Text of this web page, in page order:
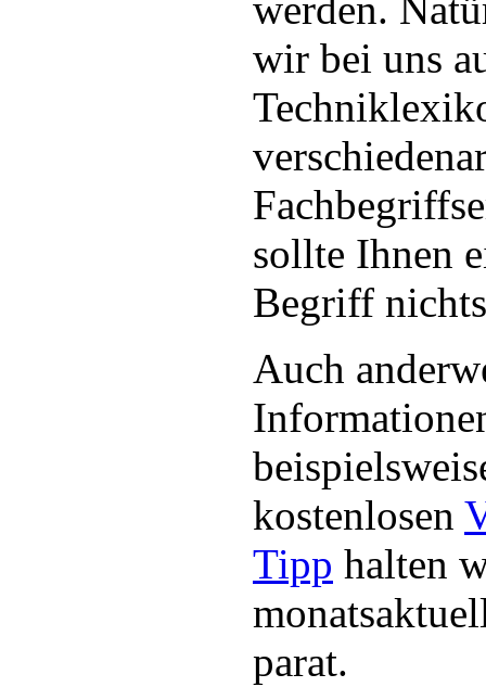
werden.
wir bei uns
sollte Ihnen
Begriff
Auch
kostenlosen
Tipp halten
parat.